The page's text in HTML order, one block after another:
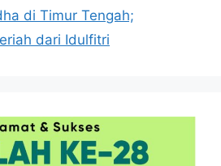
di Timur Tengah;
dari Idulfitri